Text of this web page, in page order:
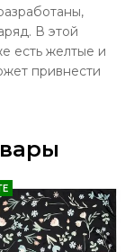
В этой
есть желтые и
привнести